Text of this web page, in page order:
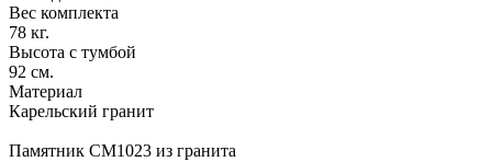
Вес комплекта
78 кг.
Высота с тумбой
92 см.
Материал
Карельский гранит
Памятник CM1023 из гранита